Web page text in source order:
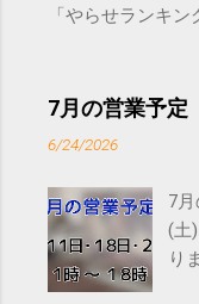
「やらせランキ
to email updates
ニング
powered by
Parkway, Mountain
7月の営業予定
6/24/2026
7
(土
り